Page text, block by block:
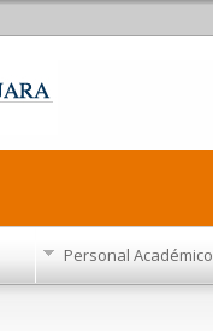
Personal Académico